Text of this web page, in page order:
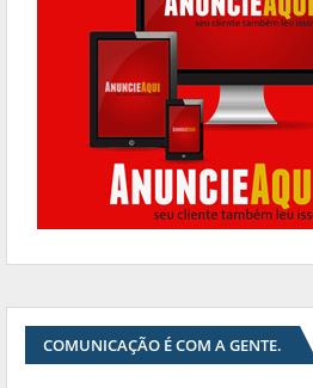
COMUNICAÇÃO É COM A GENTE.